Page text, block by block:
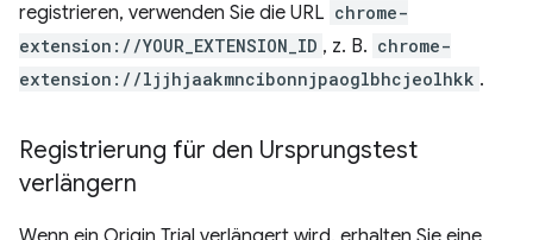
registrieren, verwenden Sie die URL chrome-
extension://YOUR_EXTENSION_ID , z. B. chrome-
extension://ljjhjaakmncibonnjpaoglbhcjeolhkk .
Registrierung für den Ursprungstest
verlängern